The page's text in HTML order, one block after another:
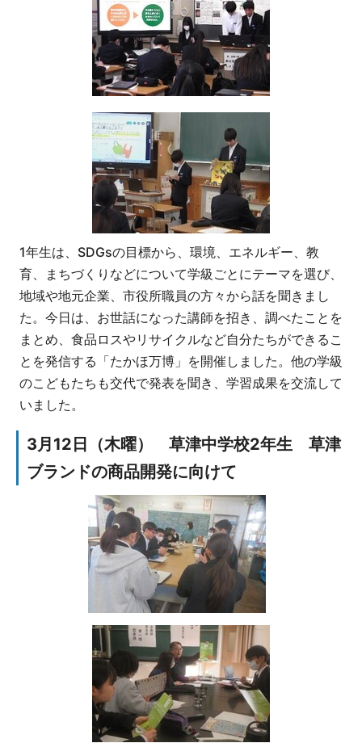
1年生は、SDGsの目標から、環境、エネルギー、教
育、まちづくりなどについて学級ごとにテーマを選び、
地域や地元企業、市役所職員の方々から話を聞きまし
た。今日は、お世話になった講師を招き、調べたことを
まとめ、食品ロスやリサイクルなど自分たちができるこ
とを発信する「たかほ万博」を開催しました。他の学級
のこどもたちも交代で発表を聞き、学習成果を交流して
いました。
3月12日（木曜） 草津中学校2年生 草津
ブランドの商品開発に向けて